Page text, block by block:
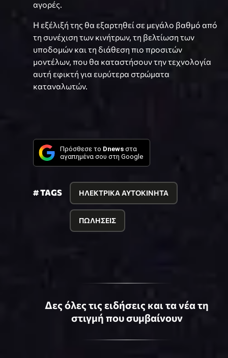
αγορές.
Η εξέλιξή της θα εξαρτηθεί σε μεγάλο βαθμό από
τη συνέχιση των κινήτρων, τη βελτίωση των
υποδομών και τη διάθεση πιο προσιτών
μοντέλων, που θα καταστήσουν την τεχνολογία
αυτή εφικτή για ευρύτερα στρώματα
καταναλωτών.
Πρόσθεσε το Dnews στα
αγαπημένα σου στη Google
# TAGS ΗΛΕΚΤΡΙΚΑ ΑΥΤΟΚΙΝΗΤΑ
ΠΩΛΗΣΕΙΣ
Δες όλες τις ειδήσεις και τα νέα τη
στιγμή που συμβαίνουν